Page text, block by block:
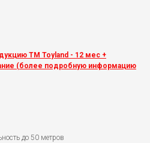
ТМ Toyland - 12 мес +
(более подробную информацию
до 50 метров